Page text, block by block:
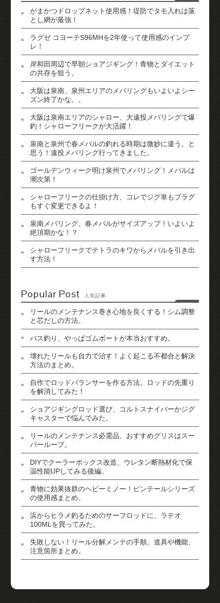
がまかつドロップネット使用感！堤防でタモ入れは落
とし網が最強！
ラグゼ コヨーテS96MHを2年使って使用感のインプ
レ！
岸和田周辺で早朝ショアジギング！青物とダイエット
の共存を狙う。
大阪は泉南、泉州エリアのメバリングもいよいよシー
ズン終了かな。。
大阪は泉南エリアのシャロー、大遠投メバリングで爆
釣！シャローフリークが大活躍！
泉南と泉州で春メバルの釣れる時期は微妙に違う。と
思う！遠投メバリング行ってきました。
ゴールデンウィーク明け泉州でメバリング！メバルは
潮次第！
シャローフリークの仕掛け方、コレでジグ単もプラグ
もすぐ変更できるよ！
泉南メバリング、春メバルがサイズアップ！いよいよ
絶頂期かな！？
シャローフリークでテトラのキワからメバルを引き出
す方法！
Popular Post 人気記事
リールのメンテナンス巻き心地を良くする！シム調整
と芯だしの方法。
バス釣り、やっぱゴムボートが本当おすすめ。
壊れたリールも自力で治す！よく起こる不都合と解決
方法のまとめ。
自作でロッドバランサーを作る方法。ロッドの先重り
を解消してみた！
ショアジギングロッド選び、コルトスナイパーかジグ
キャスターで悩んでみた。
リールのメンテナンス必需品、おすすめグリスはスー
パールーブ。
DIYでクーラーボックス改造、ウレタン断熱材化で保
温性能UPしてみる後編。
青物に効果抜群のヘビーミノー！ピンテールシリーズ
の使用感まとめ。
浜からヒラメ釣るためのサーフロッドに、ラテオ
100MLを買ってみた。
失敗しない！リール分解メンテの手順。道具や機能、
注意箇所まとめ。